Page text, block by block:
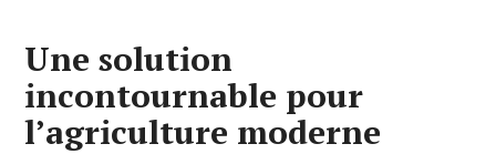
Une solution
incontournable pour
l’agriculture moderne